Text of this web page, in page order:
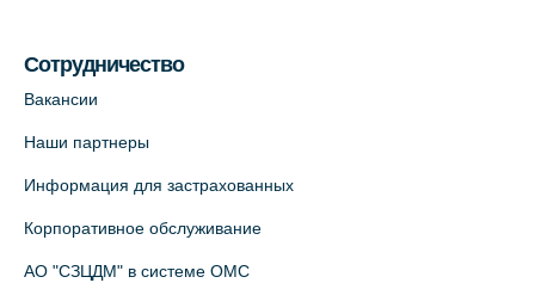
Сотрудничество
Вакансии
Наши партнеры
Информация для застрахованных
Корпоративное обслуживание
АО "СЗЦДМ" в системе ОМС